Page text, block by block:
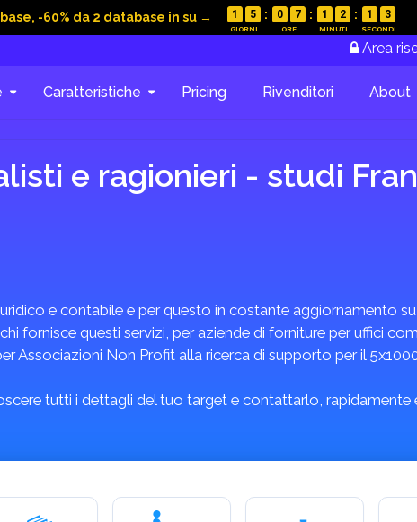
-60% da 2 database in su → 1 5 0 7 1 2 1 2
Area
Caratteristiche Pricing Rivenditori About
e ragionieri - studi
e contabile e per questo in costante aggiornamento
fornisce questi servizi, per aziende di forniture per uffici
Associazioni Non Profit alla ricerca di supporto per il
tutti i dettagli del tuo target e contattarlo, rapidamente